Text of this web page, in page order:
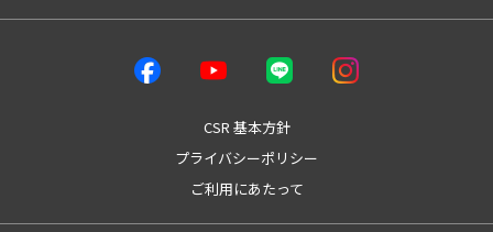
CSR 基本方針
プライバシーポリシー
ご利用にあたって